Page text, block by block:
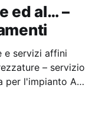
ed al… –
e servizi affini
– servizio
l'impianto ACC
per l'impianto